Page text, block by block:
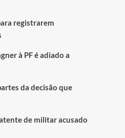
registrarem
à PF é adiado a
da decisão que
de militar acusado